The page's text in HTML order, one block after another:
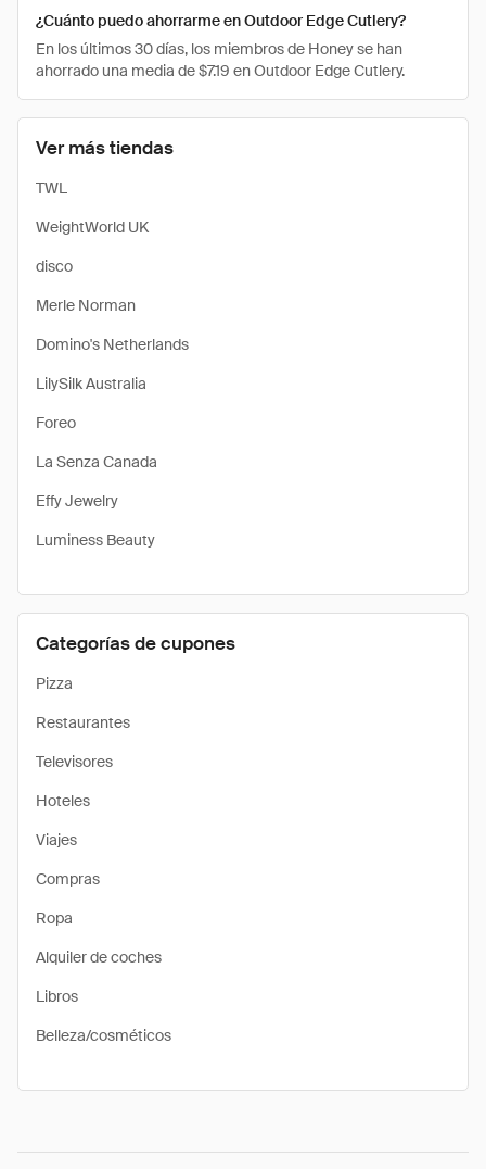
Ver más tiendas
TWL
WeightWorld UK
disco
Merle Norman
Domino's Netherlands
LilySilk Australia
Foreo
La Senza Canada
Effy Jewelry
Luminess Beauty
Categorías de cupones
Pizza
Restaurantes
Televisores
Hoteles
Viajes
Compras
Ropa
Alquiler de coches
Libros
Belleza/cosméticos
¿Cuánto puedo ahorrarme en Outdoor Edge Cutlery?
En los últimos 30 días, los miembros de Honey se han
ahorrado una media de $7.19 en Outdoor Edge Cutlery.